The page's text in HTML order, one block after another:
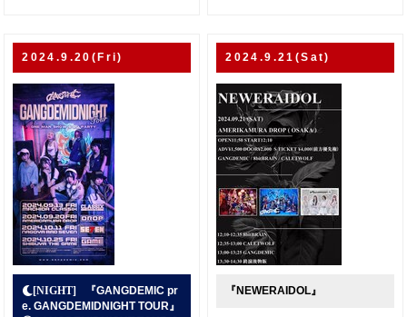
2024.9.20(Fri)
『GANGDEMIC pr
e. GANGDEMIDNIGHT TOUR』
2024.9.21(Sat)
『NEWERAIDOL』